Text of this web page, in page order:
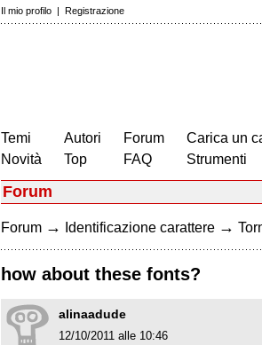
Il mio profilo | Registrazione
Temi
Novità
Autori
Top
Forum
FAQ
Carica un
Strumenti
Forum
Forum → Identificazione carattere →
how about these fonts?
alinaadude
12/10/2011 alle 10:46